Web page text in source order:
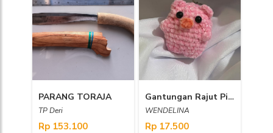
PARANG TORAJA
TP Deri
Rp 153.100
Gantungan Rajut Piggy
WENDELINA
Rp 17.500